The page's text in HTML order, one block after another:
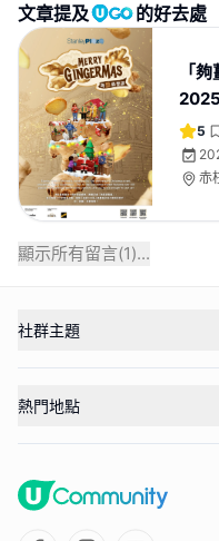
文章提及 的好去處
「
2025
5
赤
顯示所有留言(1)...
社群主題
熱門地點